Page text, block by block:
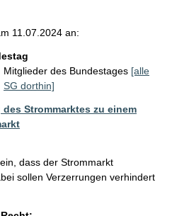
11.07.2024 an:
Mitglieder des Bundestages [alle
SG dorthin]
Strommarktes zu einem
dass der Strommarkt
sollen Verzerrungen verhindert